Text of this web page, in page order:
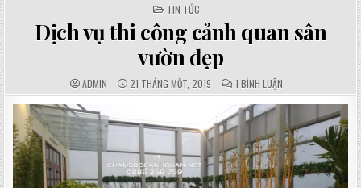
POSTED
IN
TIN TỨC
Dịch vụ thi công cảnh quan sân
vườn đẹp
AUTHOR:
ADMIN PUBLISHED
DATE:
21 THÁNG MỘT, 2019 COMMENTS:
1 BÌNH LUẬN
DỊCH
VỤ
CÔNG
CẢNH
QUAN
SÂN
VƯỜN
ĐẸP